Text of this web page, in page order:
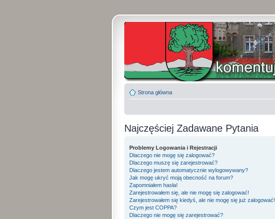
Strona główna
Najczęściej Zadawane Pytania
Problemy Logowania i Rejestracji
Dlaczego nie mogę się zalogować?
Dlaczego muszę się zarejestrować?
Dlaczego jestem automatycznie wylogowywany?
Jak mogę ukryć moją obecność na forum?
Zapomniałem hasła!
Zarejestrowałem się, ale nie mogę się zalogować!
Zarejestrowałem się kiedyś, ale nie mogę się już zalogować!
Czym jest COPPA?
Dlaczego nie mogę się zarejestrować?